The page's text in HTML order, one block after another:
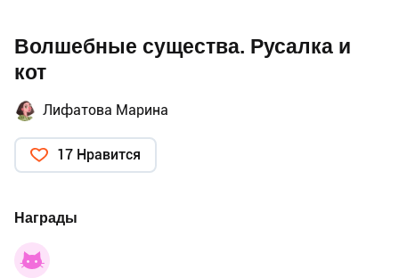
Волшебные существа. Русалка и
кот
Лифатова Марина
17 Нравится
Награды